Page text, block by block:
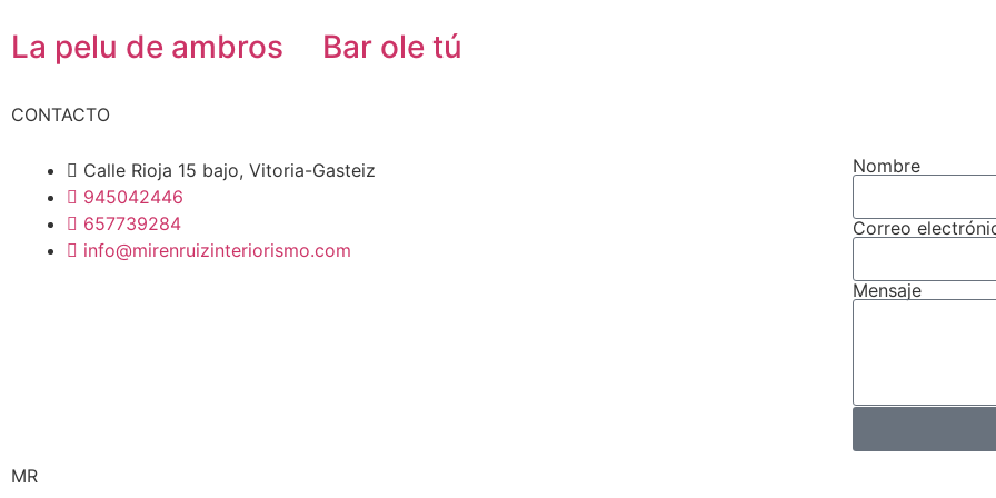
La pelu de ambros Bar ole tú
CONTACTO
Calle Rioja 15 bajo, Vitoria-Gasteiz
945042446
657739284
info@mirenruizinteriorismo.com
Nombre
Correo
Mensaje
MR